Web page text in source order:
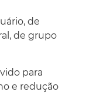
é
OPC.
clientes
Ele
de
de grupo
para
e redução